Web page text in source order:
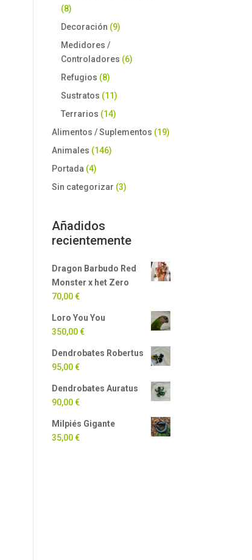
(8)
Decoración (9)
Medidores /
Controladores (6)
Refugios (8)
Sustratos (11)
Terrarios (14)
Alimentos / Suplementos (19)
Animales (146)
Portada (4)
Sin categorizar (3)
Añadidos
recientemente
Dragon Barbudo Red
Monster x het Zero
70,00€
Loro You You
350,00€
Dendrobates Robertus
95,00€
Dendrobates Auratus
90,00€
Milpiés Gigante
35,00€